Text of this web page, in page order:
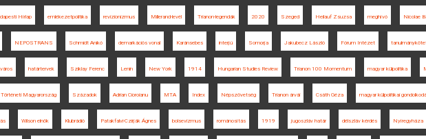
Hírlap emlékezetpolitika revizionizmus Millerand-levél Trianon-legendák 2020 Szeged Heilauf Zsuzsa meghívó Nicolae
NEPOSTRANS Schmidt Anikó demarkációs vonal Karánsebes interjú Somorja Jakubecz László Fórum Intézet
határtervek Sziklay Ferenc Lenin New York 1914 Hungarian Studies Review Trianon 100 Momentum magyar külpolitika
Történeti Magyarország Századok Adrian Cioroianu MTA Index Népszövetség Trianon árvái Csáth Géza magyar külpolitikai
Wilson elnök Klubrádió Patakfalvi-Czirják Ágnes bolsevizmus románosítás 1919 jugoszláv határ délszláv kérdés Nyíregyháza